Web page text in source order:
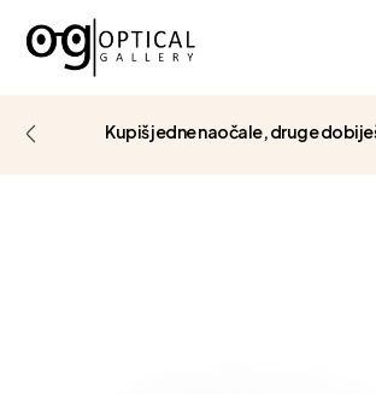
Kupiš jedne naočale, druge